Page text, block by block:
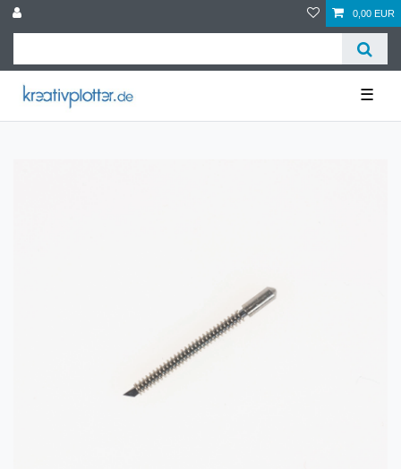
0,00 EUR
☰